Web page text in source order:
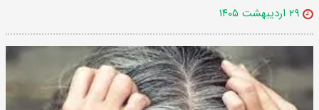
۲۹ اردیبهشت ۱۴۰۵